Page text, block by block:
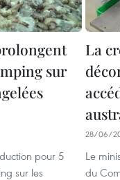
sur
pour 5
sur les
La
28/06/
Le
du